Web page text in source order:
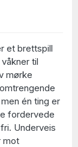
et brettspill
til
mørke
én ting er
fordervede
Underveis
mot